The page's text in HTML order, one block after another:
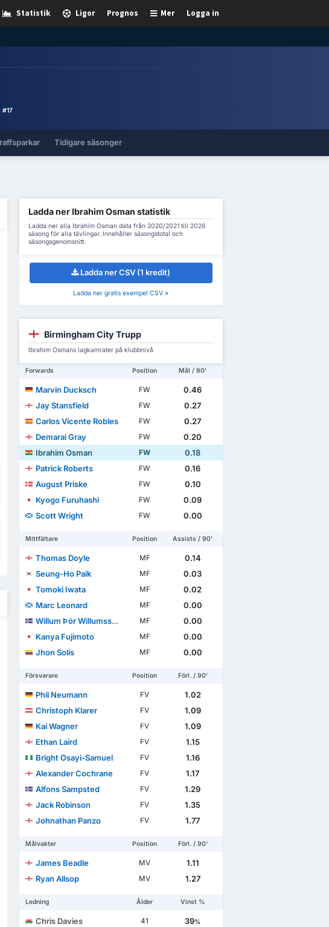
Logga in
Mer
Prognos
Ligor
Statistik
#17
Tidigare säsonger
Ladda ner Ibrahim Osman statistik
Ladda ner alla Ibrahim Osman data från 2020/2021 till 2026
säsong för alla tävlingar. Innehåller säsongstotal och
säsongsgenomsnitt.
Ladda ner CSV (1 kredit)
Ladda ner gratis exempel CSV »
Birmingham City Trupp
Ibrahim Osmans lagkamrater på klubbnivå
Forwards Position Mål / 90'
Marvin Ducksch FW
0.46
Jay Stansfield
FW
0.27
Carlos Vicente Robles
FW
0.27
Demarai Gray
FW
0.20
Ibrahim Osman
FW
0.18
Patrick Roberts
FW
0.16
August Priske
FW
0.10
Kyogo Furuhashi
FW
0.09
Scott Wright
FW 0.00
Mittfältare Position Assists / 90'
Thomas Doyle MF
0.14
Seung-Ho Paik
MF
0.03
Tomoki Iwata
MF
0.02
Marc Leonard
MF
0.00
Willum Þór Willumsson
MF
0.00
Kanya Fujimoto
MF
0.00
Jhon Solís
MF 0.00
Försvarare Position Förl. / 90'
Phil Neumann FV
1.02
Christoph Klarer
FV
1.09
Kai Wagner
FV
1.09
Ethan Laird
FV
1.15
Bright Osayi-Samuel
FV
1.16
Alexander Cochrane
FV
1.17
Alfons Sampsted
FV
1.29
Jack Robinson
FV
1.35
Johnathan Panzo
FV 1.77
Målvakter Position Förl. / 90'
James Beadle MV
1.11
Ryan Allsop
MV 1.27
Ledning Ålder Vinst %
Chris Davies 41 39%